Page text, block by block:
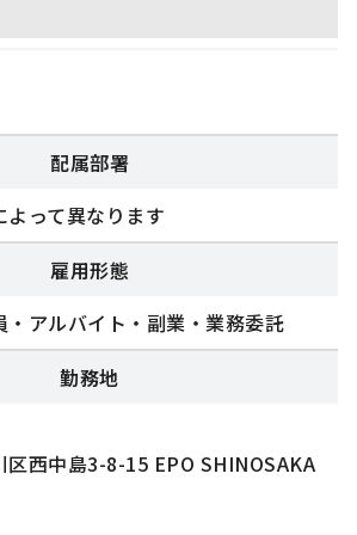
配属部署
って異なります
雇用形態
・アルバイト・副業・業務委託
勤務地
区西中島3-8-15 EPO SHINOSAKA